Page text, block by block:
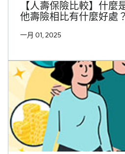
【人壽保險比較】什麼
他壽險相比有什麼好處？
一月 01, 2025